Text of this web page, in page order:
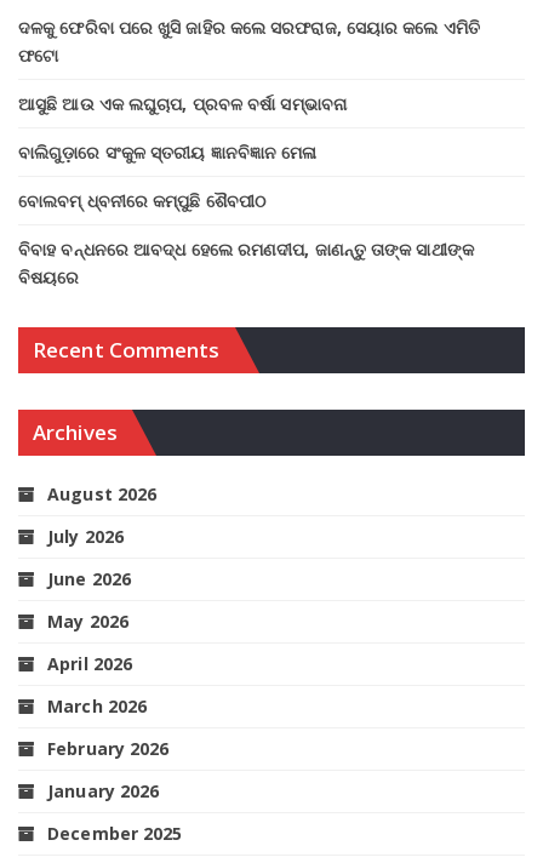
ଦଳକୁ ଫେରିବା ପରେ ଖୁସି ଜାହିର କଲେ ସରଫରାଜ, ସେୟାର କଲେ ଏମିତି
ଫଟୋ
ଆସୁଛି ଆଉ ଏକ ଲଘୁଚାପ, ପ୍ରବଳ ବର୍ଷା ସମ୍ଭାବନା
ବାଲିଗୁଡ଼ାରେ ସଂକୁଳ ସ୍ତରୀୟ ଜ୍ଞାନବିଜ୍ଞାନ ମେଳା
ବୋଲବମ୍ ଧ୍ବନୀରେ କମ୍ପୁଛି ଶୈବପୀଠ
ବିବାହ ବନ୍ଧନରେ ଆବଦ୍ଧ ହେଲେ ରମଣଦୀପ, ଜାଣନ୍ତୁ ତାଙ୍କ ସାଥୀଙ୍କ
ବିଷୟରେ
Recent Comments
Archives
August 2026
July 2026
June 2026
May 2026
April 2026
March 2026
February 2026
January 2026
December 2025